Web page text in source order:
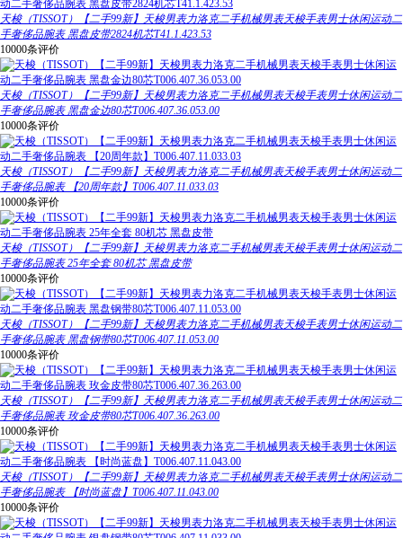
天梭（TISSOT）【二手99新】天梭男表力洛克二手机械男表天梭手表男士休闲运动二
手奢侈品腕表 黑盘皮带2824机芯T41.1.423.53
10000条评价
天梭（TISSOT）【二手99新】天梭男表力洛克二手机械男表天梭手表男士休闲运动二
手奢侈品腕表 黑盘金边80芯T006.407.36.053.00
10000条评价
天梭（TISSOT）【二手99新】天梭男表力洛克二手机械男表天梭手表男士休闲运动二
手奢侈品腕表 【20周年款】T006.407.11.033.03
10000条评价
天梭（TISSOT）【二手99新】天梭男表力洛克二手机械男表天梭手表男士休闲运动二
手奢侈品腕表 25年全套 80机芯 黑盘皮带
10000条评价
天梭（TISSOT）【二手99新】天梭男表力洛克二手机械男表天梭手表男士休闲运动二
手奢侈品腕表 黑盘钢带80芯T006.407.11.053.00
10000条评价
天梭（TISSOT）【二手99新】天梭男表力洛克二手机械男表天梭手表男士休闲运动二
手奢侈品腕表 玫金皮带80芯T006.407.36.263.00
10000条评价
天梭（TISSOT）【二手99新】天梭男表力洛克二手机械男表天梭手表男士休闲运动二
手奢侈品腕表 【时尚蓝盘】T006.407.11.043.00
10000条评价